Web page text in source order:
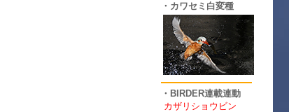
・カワセミ白変種
・BIRDER連載連動
カザリショウビン